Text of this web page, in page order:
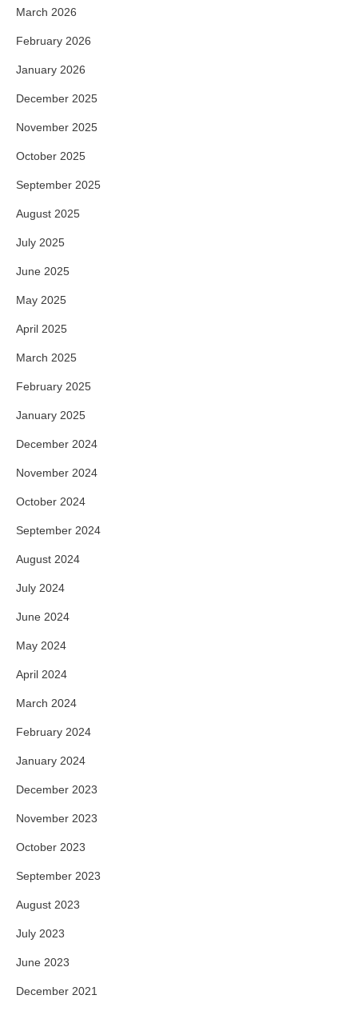
March 2026
February 2026
January 2026
December 2025
November 2025
October 2025
September 2025
August 2025
July 2025
June 2025
May 2025
April 2025
March 2025
February 2025
January 2025
December 2024
November 2024
October 2024
September 2024
August 2024
July 2024
June 2024
May 2024
April 2024
March 2024
February 2024
January 2024
December 2023
November 2023
October 2023
September 2023
August 2023
July 2023
June 2023
December 2021